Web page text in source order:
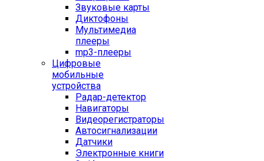
Звуковые карты
Диктофоны
Мультимедиа
плееры
mp3-плееры
Цифровые
мобильные
устройства
Радар-детектор
Навигаторы
Видеорегистраторы
Автосигнализации
Датчики
Электронные книги